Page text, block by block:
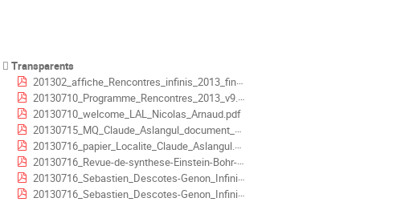
Documents
Transparents
201302_affiche_Rencontres_infinis_2013_final.pdf
20130710_Programme_Rencontres_2013_v9.pdf
20130710_welcome_LAL_Nicolas_Arnaud.pdf
20130715_MQ_Claude_Aslangul_document_1.pdf
20130716_papier_Localite_Claude_Aslangul.pdf
20130716_Revue-de-synthese-Einstein-Bohr-Etienne_Klein.pdf
20130716_Sebastien_Descotes-Genon_InfinimentPetit1_light.pdf
20130716_Sebastien_Descotes-Genon_InfinimentPetit2_light.pdf